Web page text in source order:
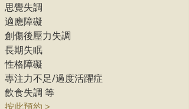
思覺失調
適應障礙
創傷後壓力失調
長期失眠
性格障礙
專注力不足/過度活躍症
飲食失調 等